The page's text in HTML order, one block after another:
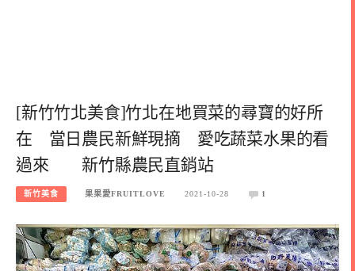
[新竹竹北美食]竹北在地買菜的尋寶的好所
在 當日農民新鮮現摘 愛吃蔬菜水果的看
過來 新竹縣農民直銷站
新竹美食 果果愛FRUITLOVE 2021-10-28 1